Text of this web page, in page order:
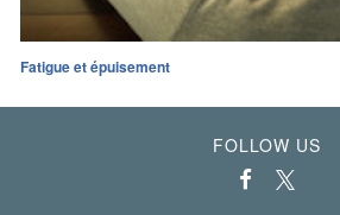
Fatigue et épuisement
FOLLOW US